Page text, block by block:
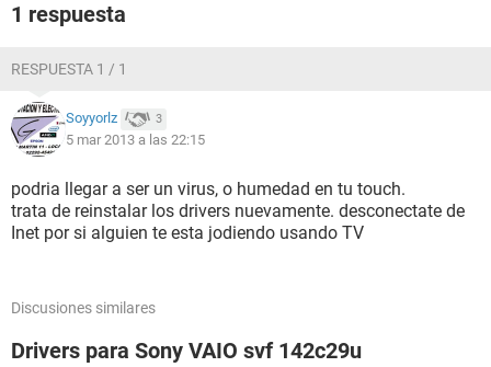
1 respuesta
RESPUESTA 1 / 1
Soyyorlz 3
5 mar 2013 a las 22:15
podria llegar a ser un virus, o humedad en tu touch.
trata de reinstalar los drivers nuevamente. desconectate de
Inet por si alguien te esta jodiendo usando TV
Discusiones similares
Drivers para Sony VAIO svf 142c29u